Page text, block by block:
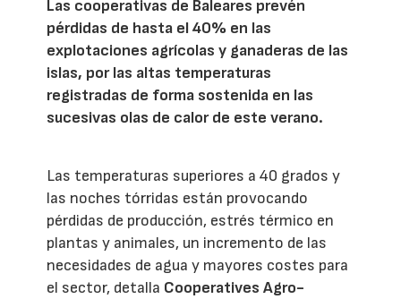
Las cooperativas de Baleares prevén
pérdidas de hasta el 40% en las
explotaciones agrícolas y ganaderas de las
islas, por las altas temperaturas
registradas de forma sostenida en las
sucesivas olas de calor de este verano.
Las temperaturas superiores a 40 grados y
las noches tórridas están provocando
pérdidas de producción, estrés térmico en
plantas y animales, un incremento de las
necesidades de agua y mayores costes para
el sector, detalla Cooperatives Agro-